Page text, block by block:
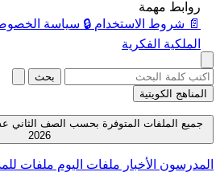
روابط مهمة
📄 شروط الاستخدام 🔒 سياسة
الملكية الفكرية
بحث
المناهج الكويتية
2026
المدرسون الأخبار ملفات اليوم ملفات